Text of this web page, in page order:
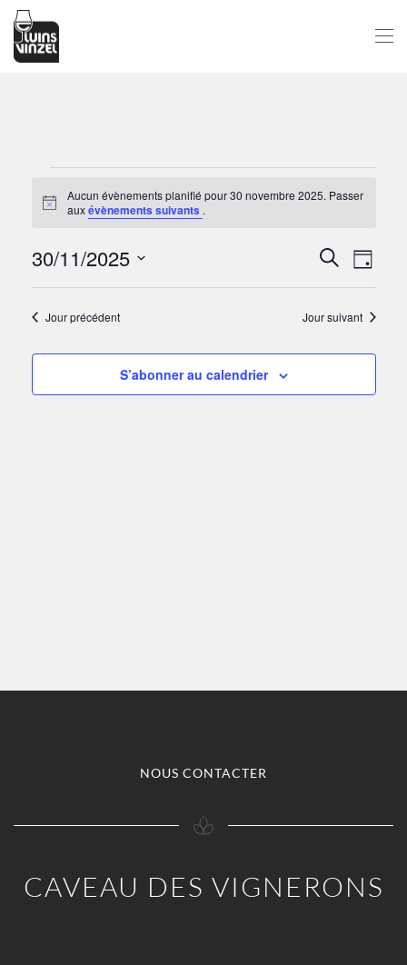
Passer au contenu principal
ÉVÈNEMENTS
FOR
30
NOVEMBRE
2025
Notice
Aucun évènements planifié pour 30 novembre 2025. Passer
auxévènements suivants .
Recherche
DE
Jour
30/11/2025
Sélectionnez
uneJour précédent Jour suivant
S’abonner au calendrier
NOUS CONTACTER
CAVEAU DES VIGNERONS